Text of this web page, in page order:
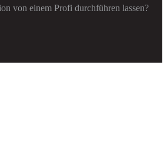
von einem Profi durchführen lassen?